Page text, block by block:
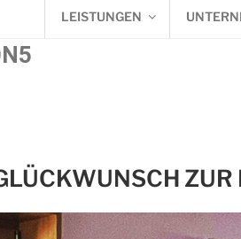
LEISTUNGEN